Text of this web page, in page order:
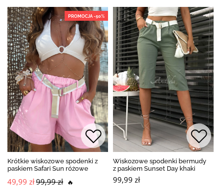
PROMOCJA -50%
Krótkie wiskozowe spodenki z
paskiem Safari Sun różowe
49,99 zł99,99 zł 🔥
Wiskozowe spodenki bermudy
z paskiem Sunset Day khaki
99,99 zł